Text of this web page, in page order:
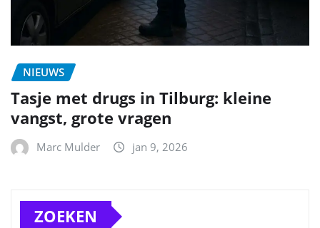
NIEUWS
Tasje met drugs in Tilburg: kleine
vangst, grote vragen
Marc Mulder jan 9, 2026
ZOEKEN